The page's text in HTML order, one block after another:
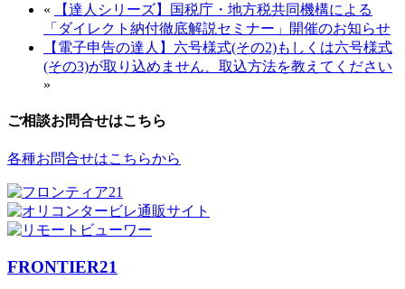
«
【達人シリーズ】国税庁・地方税共同機構による
「ダイレクト納付徹底解説セミナー」開催のお知らせ
【電子申告の達人】六号様式(その2)もしくは六号様式
(その3)が取り込めません、取込方法を教えてください
»
ご相談お問合せはこちら
各種お問合せはこちらから
FRONTIER21